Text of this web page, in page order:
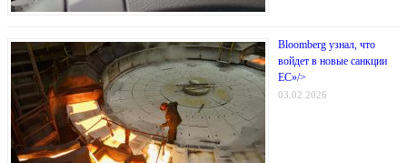
Bloomberg узнал, что
войдет в новые санкции
ЕС»/>
03.02.2026